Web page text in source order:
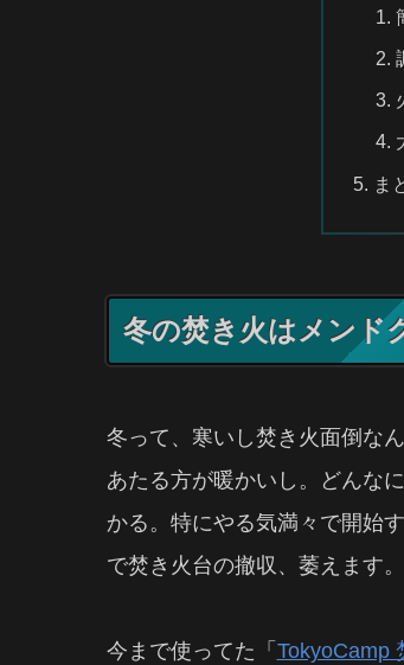
ま
冬の焚き火はメンド
冬って、寒いし焚き火面倒な
あたる方が暖かいし。どんな
かる。特にやる気満々で開始
で焚き火台の撤収、萎えます。
今まで使ってた「 TokyoCamp